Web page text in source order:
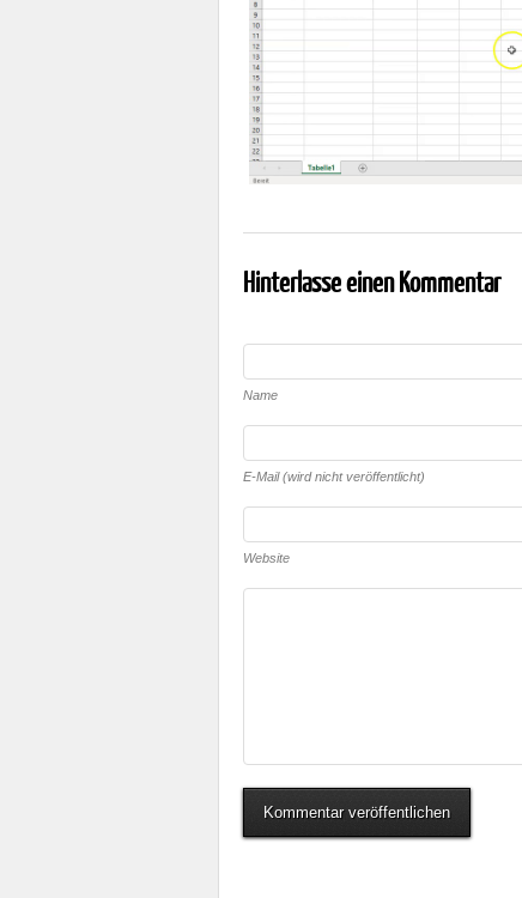
Hinterlasse einen Kommentar
Name
E-Mail (wird nicht veröffentlicht)
Website